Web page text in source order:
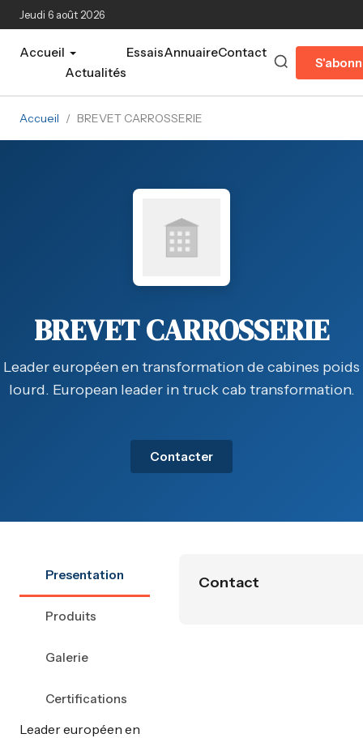
Aller au contenu principal
Jeudi 6 août 2026
Accueil
Actualités
EssaisAnnuaireContact
Accueil / BREVET CARROSSERIE
BREVET CARROSSERIE
Leader européen en transformation de cabines poids
lourd. European leader in truck cab transformation.
Contacter
Presentation
Produits
Galerie
Certifications
Leader européen en
Contact